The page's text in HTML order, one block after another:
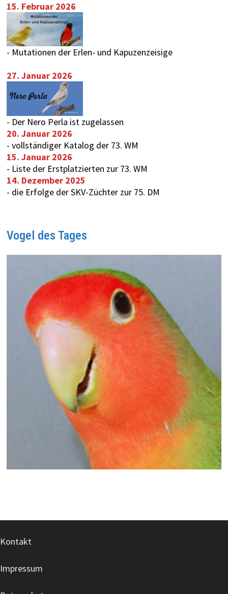
15. Februar 2026
- Mutationen der Erlen- und Kapuzenzeisige
27. Januar 2026
- Der Nero Perla ist zugelassen
20. Januar 2026
- vollständiger Katalog der 73. WM
15. Januar 2026
- Liste der Erstplatzierten zur 73. WM
14. Dezember 2025
- die Erfolge der SKV-Züchter zur 75. DM
Vogel des Tages
Kontakt
Impressum